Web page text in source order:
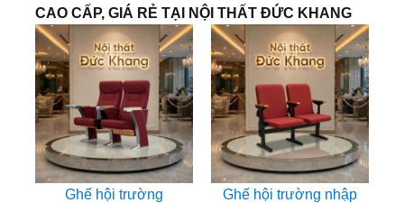
CAO CẤP, GIÁ RẺ TẠI NỘI THẤT ĐỨC KHANG
Ghế hội trường
Ghế hội trường nhập